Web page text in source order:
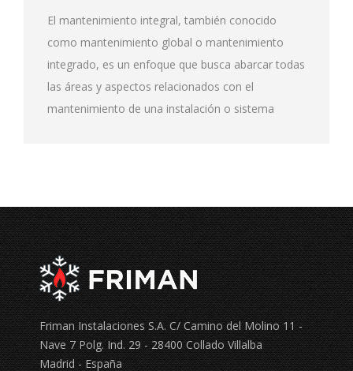
El mantenimiento integral, también conocido
como mantenimiento global o mantenimiento
integrado, es un enfoque que busca abarcar todas
las áreas y aspectos relacionados con el
mantenimiento de una instalación o sistema
Friman Instalaciones S.A. C/ Camino del Molino 11 -
Nave 7 Polg. Ind. 29 - 28400 Collado Villalba
Madrid - España